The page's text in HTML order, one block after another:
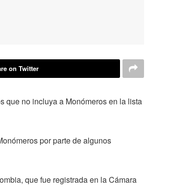
on Twitter
que no incluya a Monómeros en la lista
por parte de algunos
que fue registrada en la Cámara